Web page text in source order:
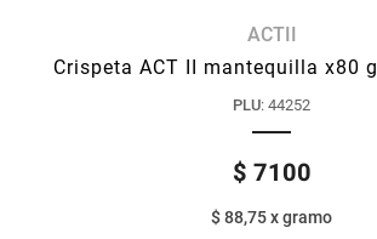
ACTII
Crispeta ACT II mantequilla x80 g
PLU: 44252
$ 7100
$ 88,75xgramo